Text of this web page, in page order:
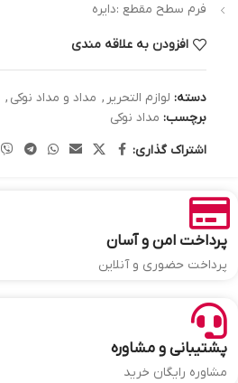
فرم سطح مقطع :دایره
افزودن به علاقه مندی
دسته: لوازم التحریر , مداد و مداد نوکی ,
برچسب: مداد نوکی
اشتراک گذاری:
پرداخت امن و آسان
پرداخت حضوری و آنلاین
پشتیبانی و مشاوره
مشاوره رایگان خرید